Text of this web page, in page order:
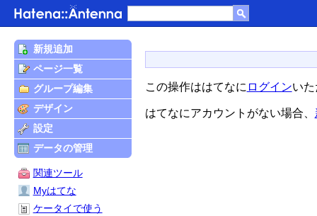
この操作ははてなに ログインい
はてなにアカウントがない場合、
新規追加
ページ一覧
グループ編集
デザイン
設定
データの管理
関連ツール
Myはてな
ケータイで使う